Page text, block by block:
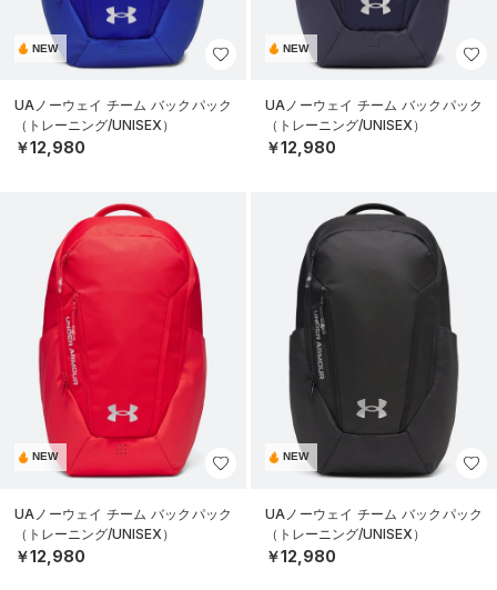
NEW
UAノーウェイ チーム バックパック
（トレーニング/UNISEX）
￥12,980
NEW
UAノーウェイ チーム バックパック
（トレーニング/UNISEX）
￥12,980
NEW
UAノーウェイ チーム バックパック
（トレーニング/UNISEX）
￥12,980
NEW
UAノーウェイ チーム バックパック
（トレーニング/UNISEX）
￥12,980